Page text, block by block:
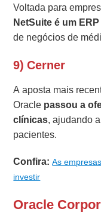
Voltada para
NetSuite é um
de negócios de
9) Cerner
A aposta mais
Oracle passou a
clínicas, ajudando
pacientes.
Confira:As
investir
Oracle